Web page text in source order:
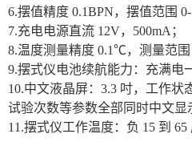
6.摆值精度 0.1BPN，摆值范围 0-
7.充电电源直流 12V，500mA；
8.温度测量精度 0.1℃，测量范围
9.摆式仪电池续航能力：充满电
10.中文液晶屏：3.3 吋，工作状
试验次数等参数全部同时中文显
11.摆式仪工作温度：负 15 到 65